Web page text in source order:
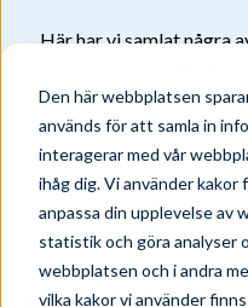
Den här webbplatsen
används för att samla in
interagerar med vår
ihåg dig. Vi använder
anpassa din upplevelse av
statistik och göra analyser
webbplatsen och i andra
vilka kakor vi använder
Här har vi samlat några
Vad är lokalvård?